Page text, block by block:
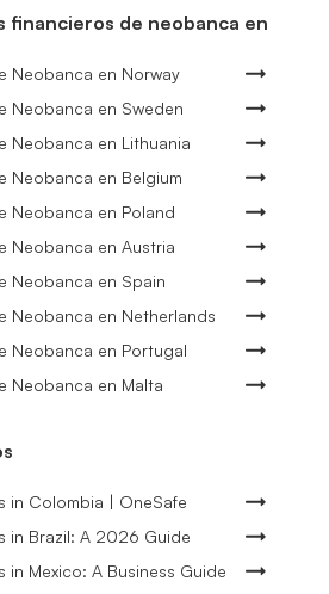
financieros de neobanca en
Neobanca en Norway
Neobanca en Sweden
Neobanca en Lithuania
Neobanca en Belgium
Neobanca en Poland
Neobanca en Austria
Neobanca en Spain
Neobanca en Netherlands
Neobanca en Portugal
Neobanca en Malta
in Colombia | OneSafe
in Brazil: A 2026 Guide
Mexico: A Business Guide